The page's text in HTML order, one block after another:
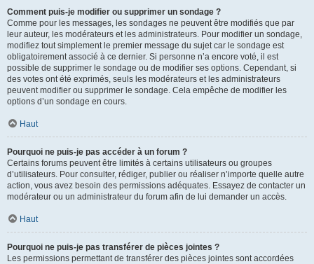
Comment puis-je modifier ou supprimer un sondage ?
Comme pour les messages, les sondages ne peuvent être modifiés que par
leur auteur, les modérateurs et les administrateurs. Pour modifier un sondage,
modifiez tout simplement le premier message du sujet car le sondage est
obligatoirement associé à ce dernier. Si personne n’a encore voté, il est
possible de supprimer le sondage ou de modifier ses options. Cependant, si
des votes ont été exprimés, seuls les modérateurs et les administrateurs
peuvent modifier ou supprimer le sondage. Cela empêche de modifier les
options d’un sondage en cours.
Haut
Pourquoi ne puis-je pas accéder à un forum ?
Certains forums peuvent être limités à certains utilisateurs ou groupes
d’utilisateurs. Pour consulter, rédiger, publier ou réaliser n’importe quelle autre
action, vous avez besoin des permissions adéquates. Essayez de contacter un
modérateur ou un administrateur du forum afin de lui demander un accès.
Haut
Pourquoi ne puis-je pas transférer de pièces jointes ?
Les permissions permettant de transférer des pièces jointes sont accordées